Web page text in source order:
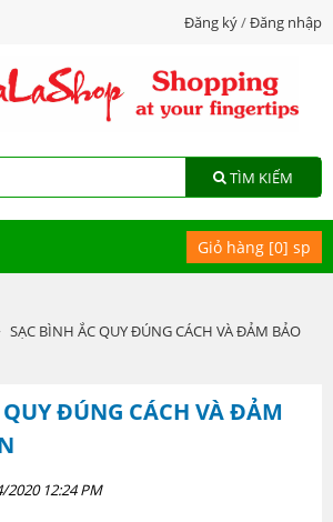
Đăng ký/Đăng nhập
TÌM KIẾM
Giỏ hàng [0] sp
SẠC BÌNH ẮC QUY ĐÚNG CÁCH VÀ ĐẢM BẢO
ĐÚNG CÁCH VÀ ĐẢM
2020 12:24 PM